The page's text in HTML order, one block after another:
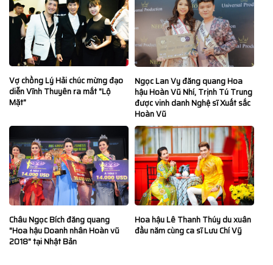
Vợ chồng Lý Hải chúc mừng đạo
diễn Vĩnh Thuyên ra mắt "Lộ
Mặt"
Ngọc Lan Vy đăng quang Hoa
hậu Hoàn Vũ Nhí, Trịnh Tú Trung
được vinh danh Nghệ sĩ Xuất sắc
Hoàn Vũ
Châu Ngọc Bích đăng quang
"Hoa hậu Doanh nhân Hoàn vũ
2018" tại Nhật Bản
Hoa hậu Lê Thanh Thúy du xuân
đầu năm cùng ca sĩ Lưu Chí Vỹ